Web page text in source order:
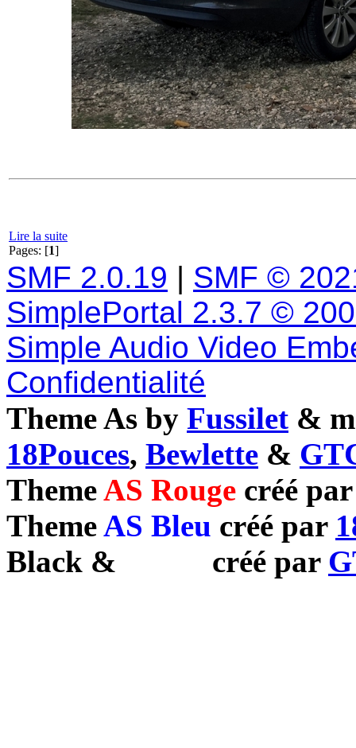
Lire la suite
Pages: [1]
SMF 2.0.19 | SMF ©
SimplePortal 2.3.7 ©
Simple Audio Video
Confidentialité
Theme As by Fussilet &
18Pouces, Bewlette &
ThemeAS Rouge créé
ThemeAS Bleu créé par
Black & créé par